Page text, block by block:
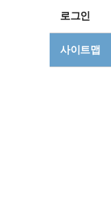
로그인
사이트맵